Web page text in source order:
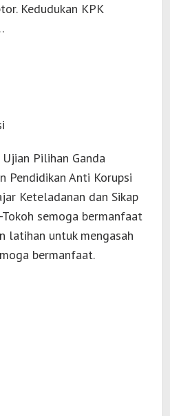
Kedudukan KPK
Pilihan Ganda
Pendidikan Anti Korupsi
Keteladanan dan Sikap
semoga bermanfaat
latihan untuk mengasah
bermanfaat.